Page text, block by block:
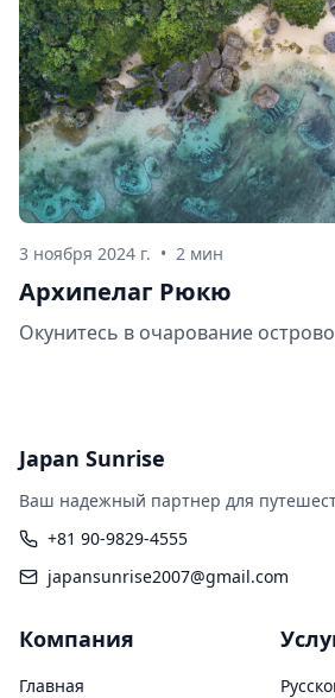
3 ноября 2024 г. • 2 мин
Архипелаг Рюкю
Окунитесь в очарование
Japan Sunrise
Ваш надежный партнер для
+81 90-9829-4555
japansunrise2007@gmail.com
Компания
Главная